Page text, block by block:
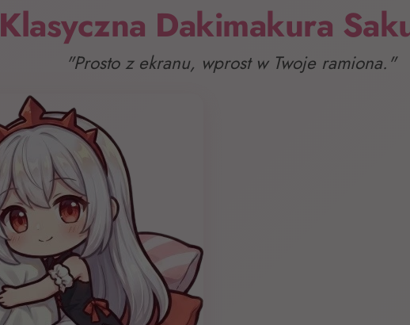
Klasyczna Dakimakura
"Prosto z ekranu, wprost w Twoje ramiona."